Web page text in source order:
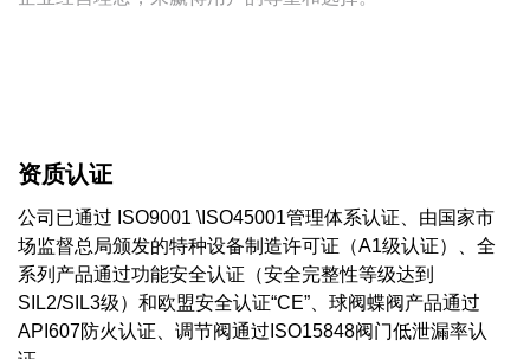
资质认证
公司已通过 ISO9001 \ISO45001管理体系认证、由国家市
场监督总局颁发的特种设备制造许可证（A1级认证）、全
系列产品通过功能安全认证（安全完整性等级达到
SIL2/SIL3级）和欧盟安全认证“CE”、球阀蝶阀产品通过
API607防火认证、调节阀通过ISO15848阀门低泄漏率认